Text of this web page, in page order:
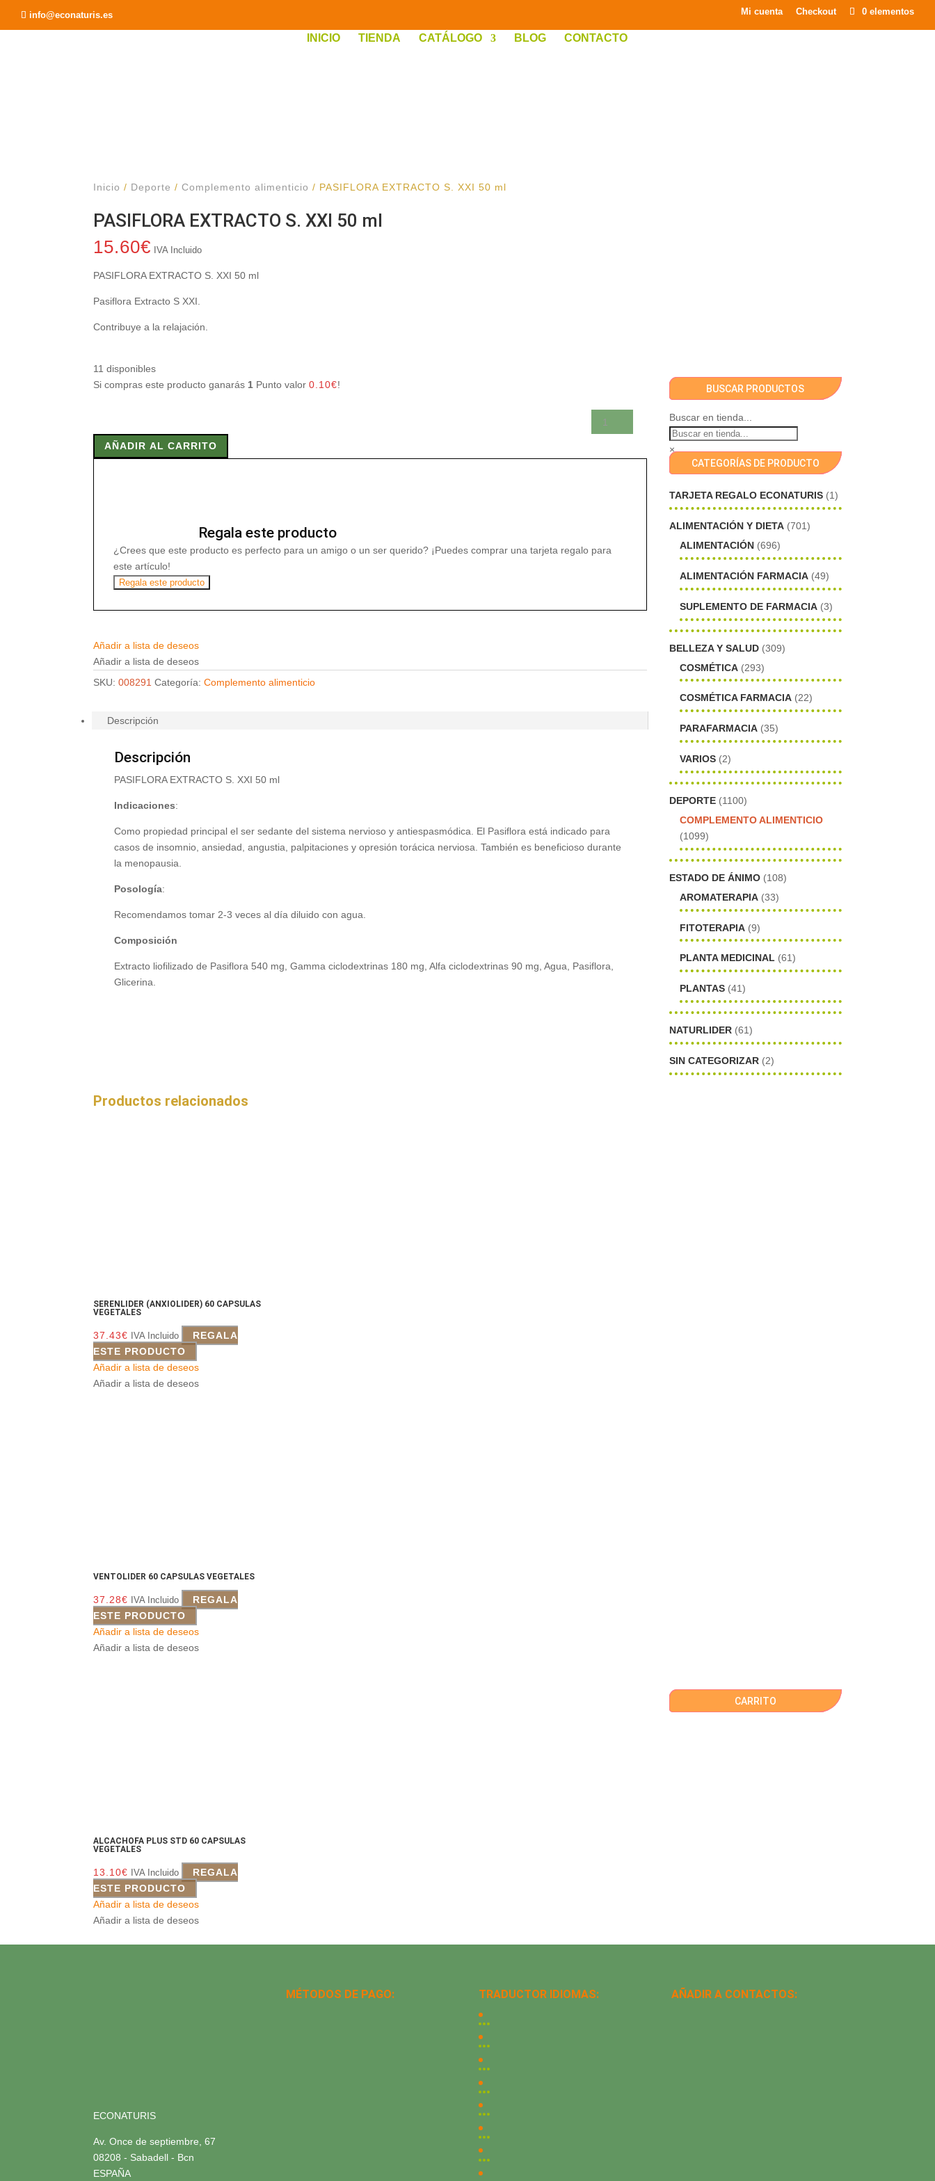
info@econaturis.es Mi cuenta Checkout 0 elementos
INICIO TIENDA CATÁLOGO BLOG CONTACTO
Inicio / Deporte /Complemento alimenticio / PASIFLORA EXTRACTO S. XXI 50 ml
PASIFLORA EXTRACTO S. XXI 50 ml
15.60€ IVA Incluido
PASIFLORA EXTRACTO S. XXI 50 ml
Pasiflora Extracto S XXI.
Contribuye a la relajación.
11 disponibles
Si compras este producto ganarás 1 Punto valor0.10€!
EXTRACTO
AÑADIR AL CARRITO
Regala este producto
¿Crees que este producto es perfecto para un amigo o un ser querido? ¡Puedes comprar una tarjeta regalo para
este artículo!
Regala este producto
Añadir a lista de deseos
Añadir a lista de deseos
SKU:008291 Categoría:Complemento alimenticio
Descripción
Descripción
PASIFLORA EXTRACTO S. XXI 50 ml
Indicaciones:
Como propiedad principal el ser sedante del sistema nervioso y antiespasmódica. El Pasiflora está indicado para
casos de insomnio, ansiedad, angustia, palpitaciones y opresión torácica nerviosa. También es beneficioso durante
la menopausia.
Posología:
Recomendamos tomar 2-3 veces al día diluido con agua.
Composición
Extracto liofilizado de Pasiflora 540 mg, Gamma ciclodextrinas 180 mg, Alfa ciclodextrinas 90 mg, Agua, Pasiflora,
Glicerina.
Productos relacionados
SERENLIDER (ANXIOLIDER) 60 CAPSULAS
VEGETALES
37.43€ IVA Incluido
REGALA
ESTE PRODUCTO
Añadir a lista de deseos
Añadir a lista de deseos
VENTOLIDER 60 CAPSULAS VEGETALES
37.28€ IVA Incluido
REGALA
ESTE PRODUCTO
Añadir a lista de deseos
Añadir a lista de deseos
ALCACHOFA PLUS STD 60 CAPSULAS
VEGETALES
13.10€ IVA Incluido
REGALA
ESTE PRODUCTO
Añadir a lista de deseos
Añadir a lista de deseos
BUSCAR PRODUCTOS
Buscar en tienda...
×
CATEGORÍAS DE PRODUCTO
TARJETA REGALO ECONATURIS (1)
ALIMENTACIÓN Y DIETA (701)
ALIMENTACIÓN (696)
ALIMENTACIÓN FARMACIA (49)
SUPLEMENTO DE FARMACIA (3)
BELLEZA Y SALUD (309)
COSMÉTICA (293)
COSMÉTICA FARMACIA (22)
PARAFARMACIA (35)
VARIOS (2)
DEPORTE (1100)
COMPLEMENTO ALIMENTICIO
(1099)
ESTADO DE ÁNIMO (108)
AROMATERAPIA (33)
FITOTERAPIA (9)
PLANTA MEDICINAL (61)
PLANTAS (41)
NATURLIDER (61)
SIN CATEGORIZAR (2)
CARRITO
ECONATURIS
Av. Once de septiembre, 67
08208 - Sabadell - Bcn
ESPAÑA
MÉTODOS DE PAGO: TRADUCTOR IDIOMAS: AÑADIR A CONTACTOS: